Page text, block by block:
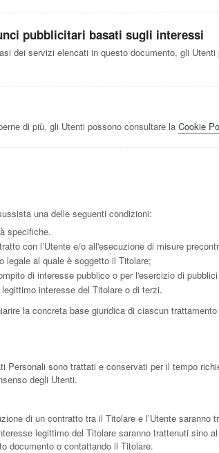
pubblicitari basati sugli interessi
dei servizi elencati in questo documento, gli
di più, gli Utenti possono consultare la Cookie
una delle seguenti condizioni:
specifiche.
con l’Utente e/o all'esecuzione di misure
legale al quale è soggetto il Titolare;
di interesse pubblico o per l'esercizio di
interesse del Titolare o di terzi.
la concreta base giuridica di ciascun
Personali sono trattati e conservati per il tempo
degli Utenti.
di un contratto tra il Titolare e l’Utente
legittimo del Titolare saranno trattenuti sino
documento o contattando il Titolare.